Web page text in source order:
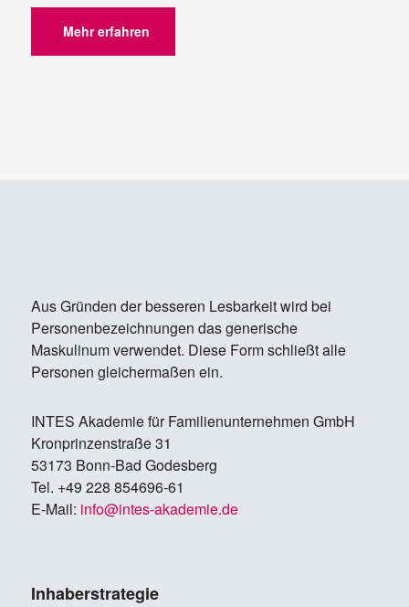
Mehr erfahren
Aus Gründen der besseren Lesbarkeit wird bei
Personenbezeichnungen das generische
Maskulinum verwendet. Diese Form schließt alle
Personen gleichermaßen ein.
IN­TES Aka­de­mie für Fa­mi­li­en­un­ter­neh­men GmbH
Kron­prin­zen­stra­ße 31
53173 Bonn-Bad Go­des­berg
Tel. +49 228 854696-61
E-Mail: info@in­tes-aka­de­mie.de
Inhaberstrategie